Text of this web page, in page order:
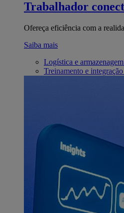
Trabalhador
Ofereça eficiência com a
Saiba mais
Logística e armazenagem
Treinamento e integração